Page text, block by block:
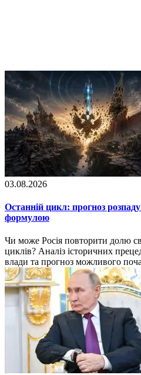
03.08.2026
Останній цикл: прогноз розпаду
формулою
Чи може Росія повторити долю
циклів? Аналіз історичних
влади та прогноз можливого